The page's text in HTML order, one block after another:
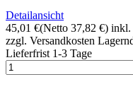
Detailansicht
45,01 €(Netto 37,82 €) inkl.
zzgl. Versandkosten
Lieferfrist 1-3 Tage